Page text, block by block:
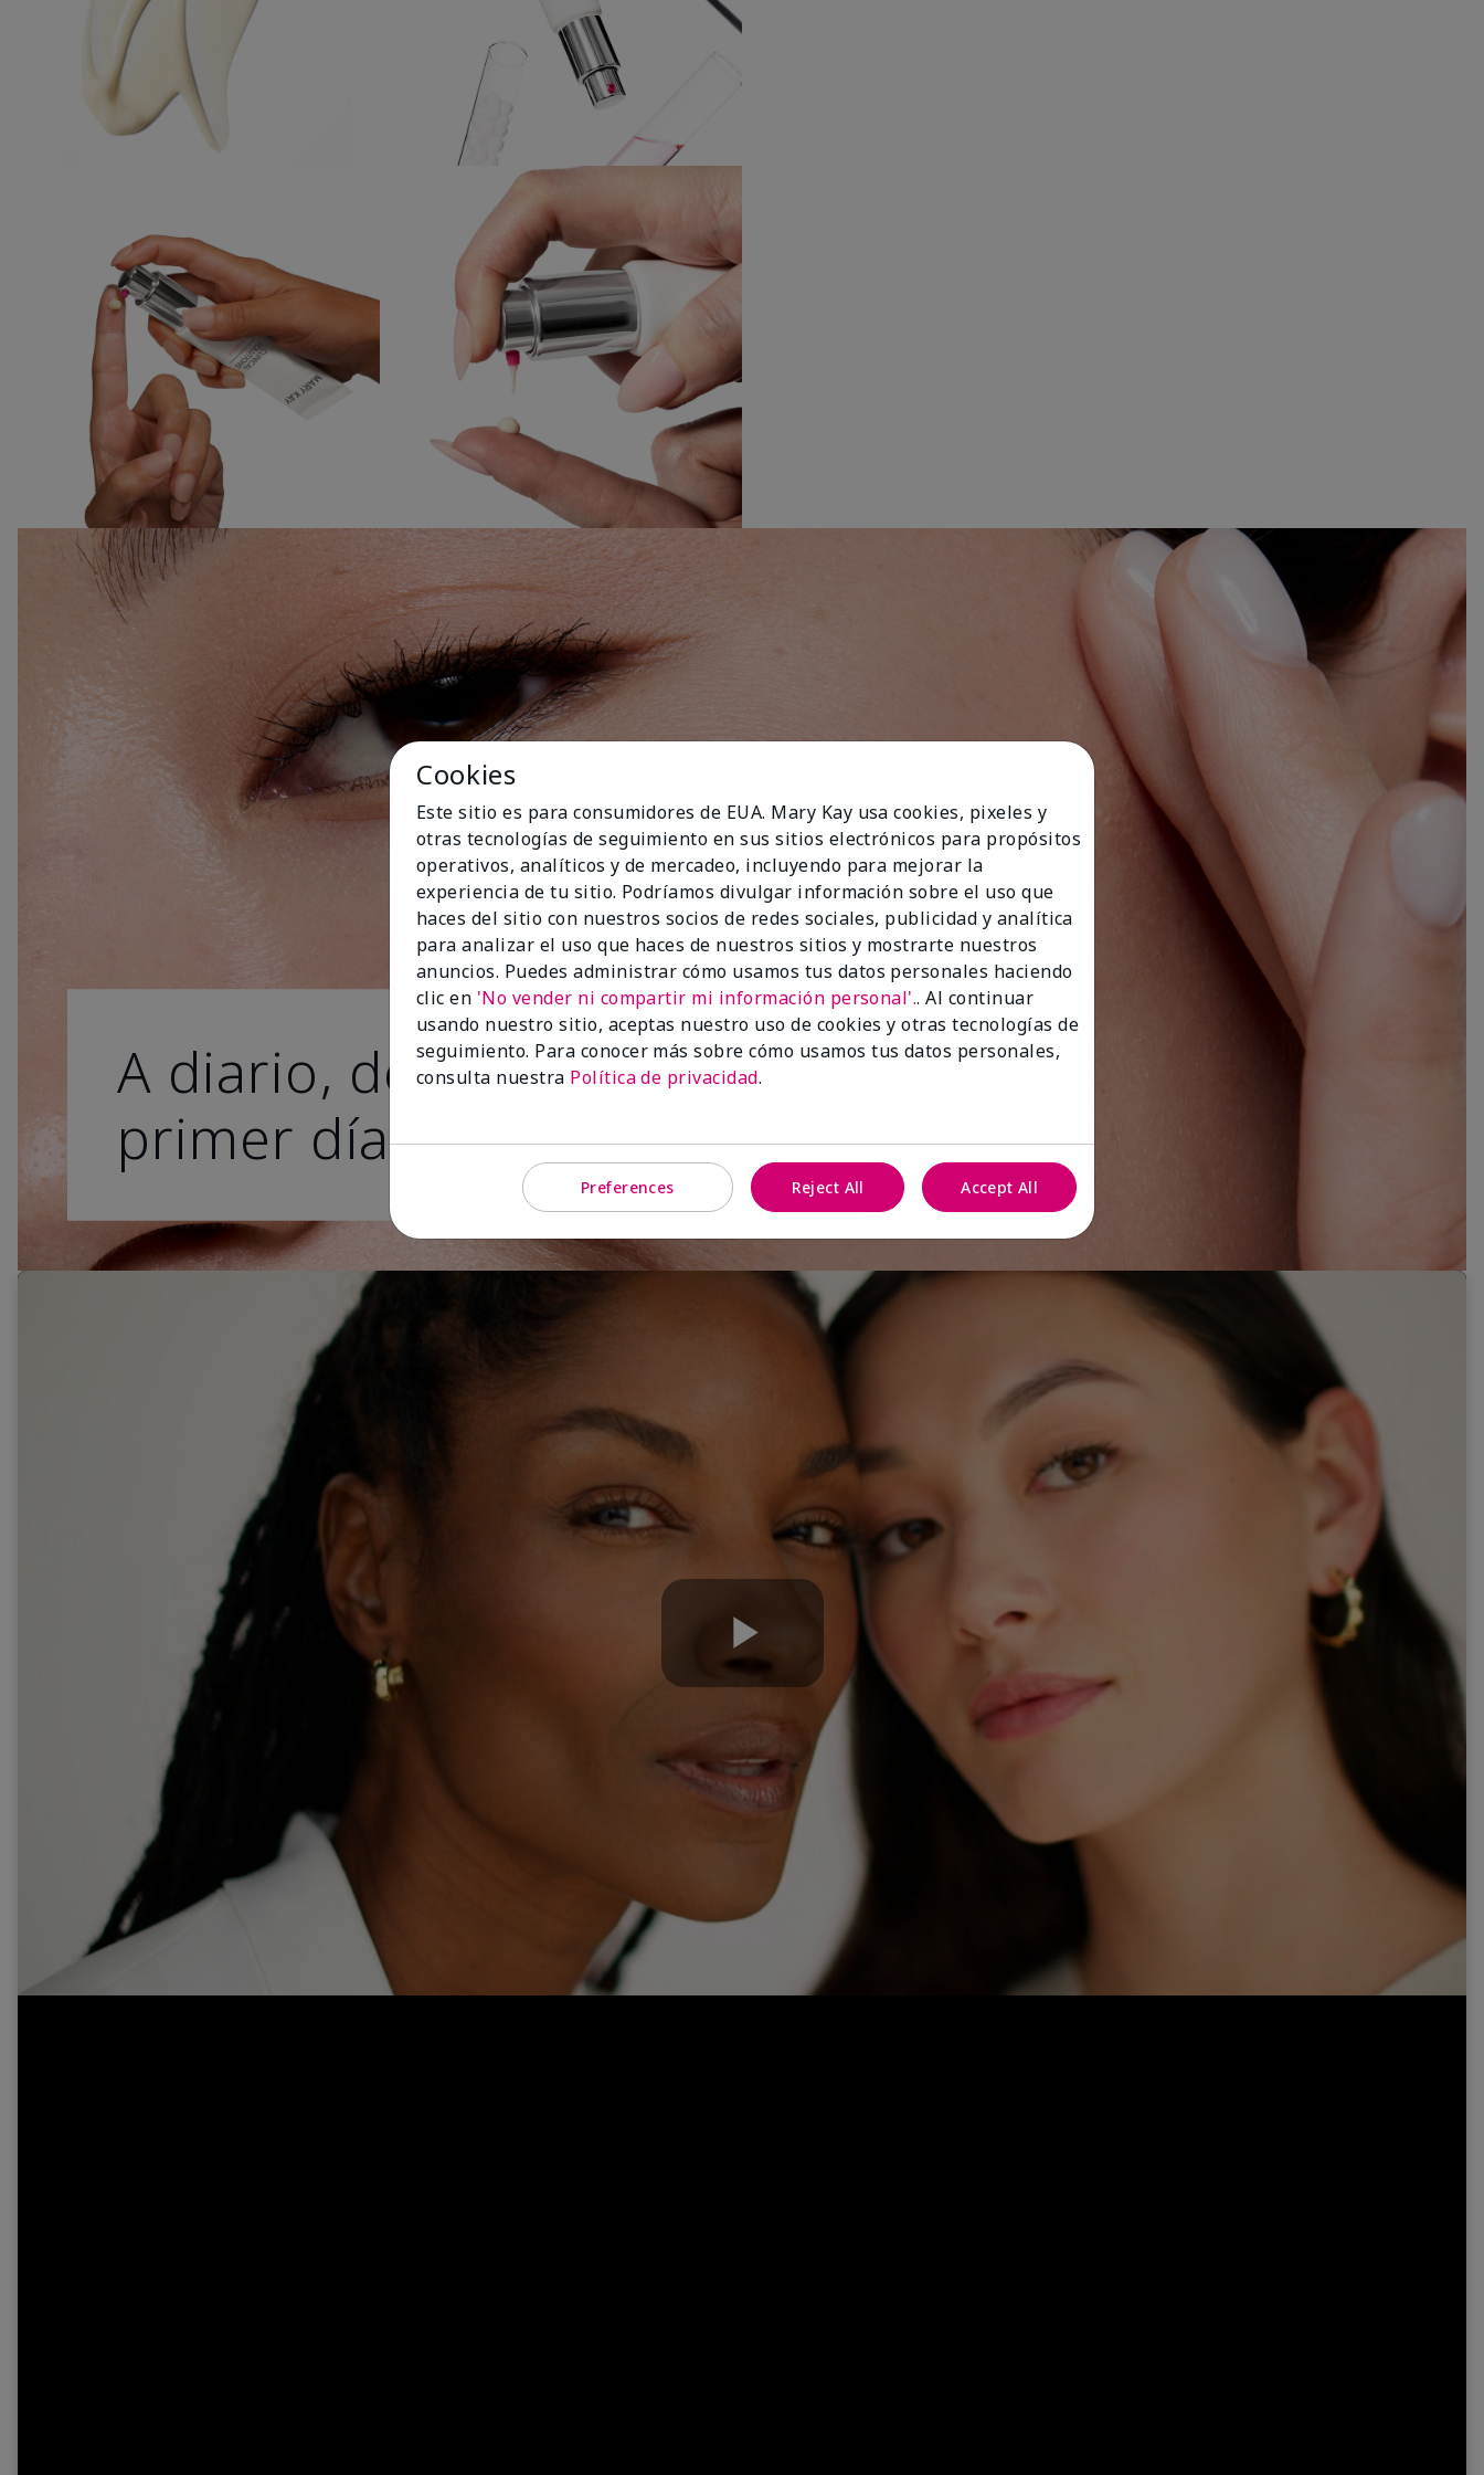
A diario, desde el
primer día.
Play
Video
Cookies
Este sitio es para consumidores de EUA. Mary Kay usa cookies, pixeles y
otras tecnologías de seguimiento en sus sitios electrónicos para propósitos
operativos, analíticos y de mercadeo, incluyendo para mejorar la
experiencia de tu sitio. Podríamos divulgar información sobre el uso que
haces del sitio con nuestros socios de redes sociales, publicidad y analítica
para analizar el uso que haces de nuestros sitios y mostrarte nuestros
anuncios. Puedes administrar cómo usamos tus datos personales haciendo
clic en 'No vender ni compartir mi información personal'.. Al continuar
usando nuestro sitio, aceptas nuestro uso de cookies y otras tecnologías de
seguimiento. Para conocer más sobre cómo usamos tus datos personales,
consulta nuestra Política de privacidad.
Preferences Reject All Accept All